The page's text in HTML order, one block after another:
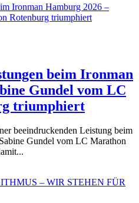
beim Ironman
Gundel vom LC
triumphiert
beeindruckenden Leistung beim
Gundel vom LC Marathon